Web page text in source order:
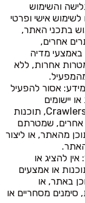
והשימוש
אישי ופרטי
בתכני האתר,
אחרים,
באמצעי מדיה
אחרות, ללא
אסור להפעיל
יישומים
ממוחשבים מכל סוג, כגון Crawlers, Robots, תוכנות
אחרים, שמטרתם
מהאתר, או ליצור
להציג או
או אמצעים
באתר, או
סימנים מסחריים או